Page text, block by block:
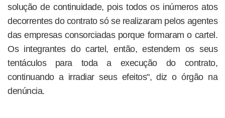
solução de continuidade, pois todos os inúmeros atos
decorrentes do contrato só se realizaram pelos agentes
das empresas consorciadas porque formaram o cartel.
Os integrantes do cartel, então, estendem os seus
tentáculos para toda a execução do contrato,
continuando a irradiar seus efeitos", diz o órgão na
denúncia.